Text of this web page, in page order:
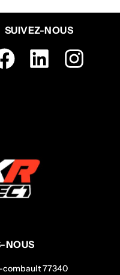
SUIVEZ-NOUS
NOUS
combault 77340